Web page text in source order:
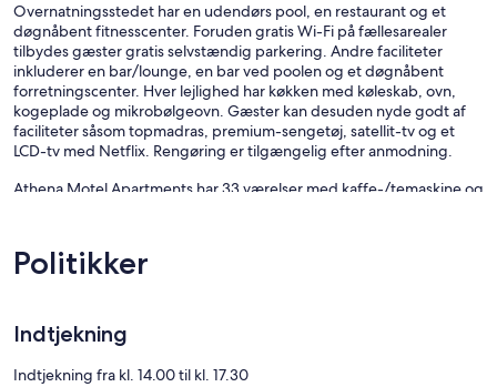
Overnatningsstedet har en udendørs pool, en restaurant og et
døgnåbent fitnesscenter. Foruden gratis Wi-Fi på fællesarealer
tilbydes gæster gratis selvstændig parkering. Andre faciliteter
inkluderer en bar/lounge, en bar ved poolen og et døgnåbent
forretningscenter. Hver lejlighed har køkken med køleskab, ovn,
kogeplade og mikrobølgeovn. Gæster kan desuden nyde godt af
faciliteter såsom topmadras, premium-sengetøj, satellit-tv og et
LCD-tv med Netflix. Rengøring er tilgængelig efter anmodning.
Athena Motel Apartments har 33 værelser med kaffe-/temaskine og
spiseborde. Sengene har topmadras og premium-sengetøj. 50-
tommers LCD-tv med premium-satellitkanalerkanaler og Netflix.
mikrobølgeovn og køkkentøj/tallerkener/redskaber.
Badeværelserne omfatter bruser og gratis toiletartikler.
Gæster kan altid komme på nettet med den gratis trådløse
Politikker
Indtjekning
Indtjekning fra kl. 14.00 til kl. 17.30